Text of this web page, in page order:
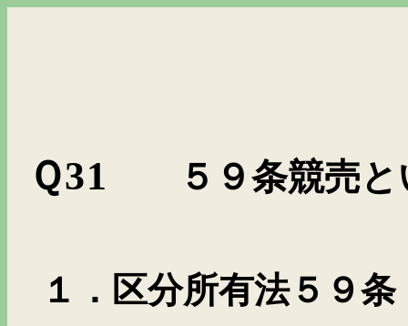
Ｑ31 ５９条競売
１．区分所有法５９条